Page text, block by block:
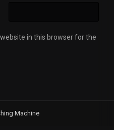
in this browser for the
Machine